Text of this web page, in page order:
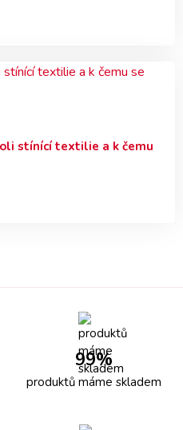
stínící textilie a k čemu
99%
produktů máme skladem